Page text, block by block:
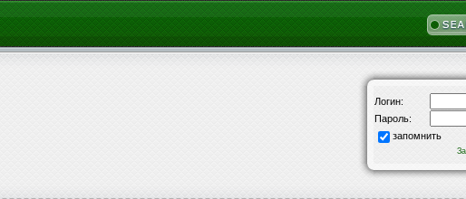
Логин:
Пароль:
запомнить